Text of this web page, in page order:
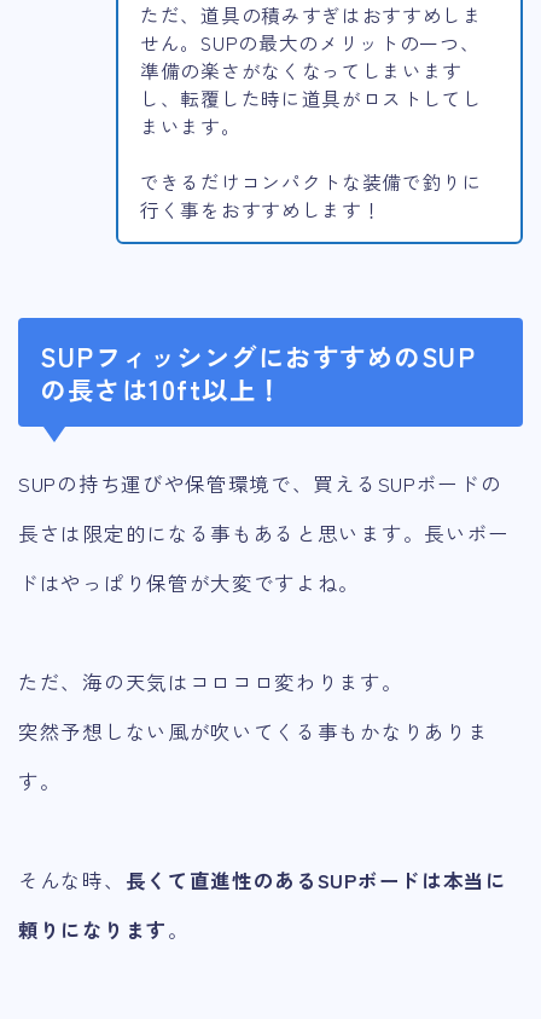
ただ、道具の積みすぎはおすすめしま
せん。SUPの最大のメリットの一つ、
準備の楽さがなくなってしまいます
し、転覆した時に道具がロストしてし
まいます。
できるだけコンパクトな装備で釣りに
行く事をおすすめします！
SUPフィッシングにおすすめのSUP
の長さは10ft以上！
SUPの持ち運びや保管環境で、買えるSUPボードの
長さは限定的になる事もあると思います。長いボー
ドはやっぱり保管が大変ですよね。
ただ、海の天気はコロコロ変わります。
突然予想しない風が吹いてくる事もかなりありま
す。
そんな時、 長くて直進性のあるSUPボードは本当に
頼りになります。